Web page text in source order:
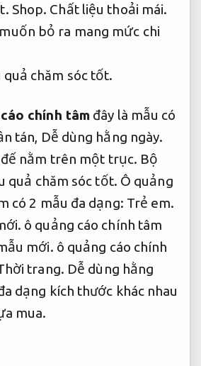
Shop. Chất liệu thoải mái.
bỏ ra mang mức chi
quả chăm sóc tốt.
chính tâm đây là mẫu có
tán, Dễ dùng hằng ngày.
nằm trên một trục. Bộ
quả chăm sóc tốt. Ô quảng
có 2 mẫu đa dạng: Trẻ em.
ô quảng cáo chính tâm
mới. ô quảng cáo chính
trang. Dễ dùng hằng
dạng kích thước khác nhau
mua.